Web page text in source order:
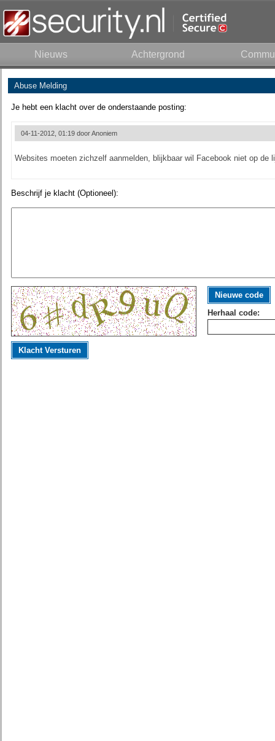
Nieuws Achtergrond
Abuse Melding
Je hebt een klacht over de onderstaande posting:
04-11-2012, 01:19 doorAnoniem
Websites moeten zichzelf aanmelden, blijkbaar wil Facebook niet op de
Beschrijf je klacht (Optioneel):
Nieuwe code
Herhaal code:
Klacht Versturen